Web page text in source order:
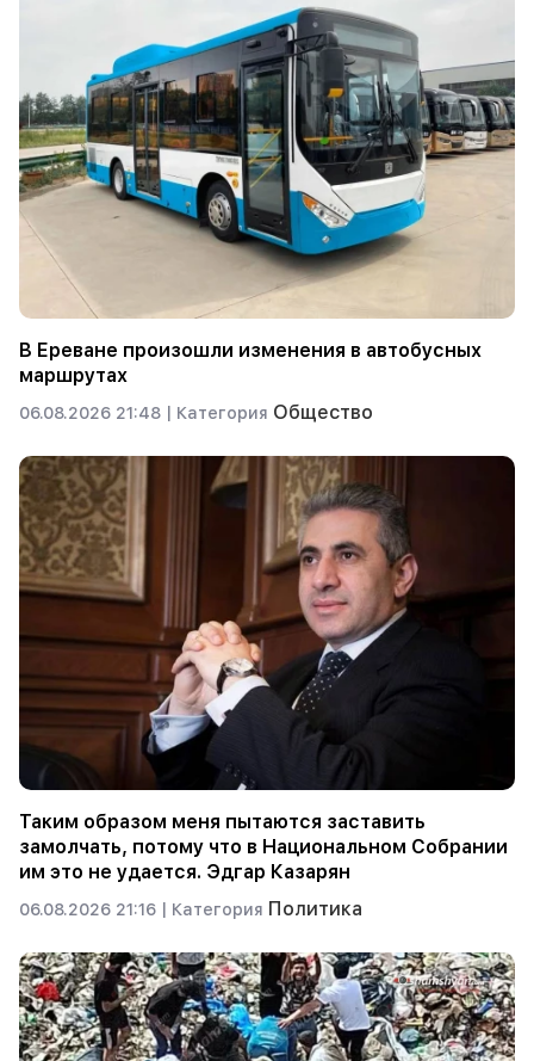
В Ереване произошли изменения в автобусных
маршрутах
06.08.2026 21:48 | Категория Общество
Таким образом меня пытаются заставить
замолчать, потому что в Национальном Собрании
им это не удается. Эдгар Казарян
06.08.2026 21:16 | Категория Политика